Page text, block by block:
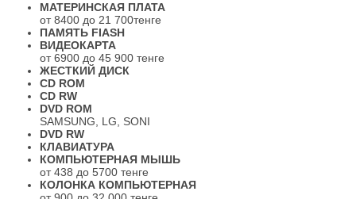
МАТЕРИНСКАЯ ПЛАТА
от 8400 до 21 700тенге
ПАМЯТЬ FIASH
ВИДЕОКАРТА
от 6900 до 45 900 тенге
ЖЕСТКИЙ ДИСК
CD ROM
CD RW
DVD ROM
SAMSUNG, LG, SONI
DVD RW
КЛАВИАТУРА
КОМПЬЮТЕРНАЯ МЫШЬ
от 438 до 5700 тенге
КОЛОНКА КОМПЬЮТЕРНАЯ